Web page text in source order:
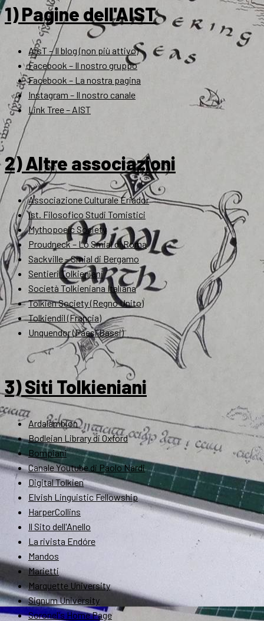
1) Pagine dell'AIST
ArsT – Il blog (non più attivo)
Facebook – Il nostro gruppo
Facebook – La nostra pagina
Instagram – Il nostro canale
Link Tree – AIST
2) Altre associazioni
Associazione Culturale Eriador
Ist. Filosofico Studi Tomistici
Mythopoeic Society
Proudneck – Lo Smial di Roma
Sackville – Smial di Bergamo
Sentieri Tolkieniani
Società Tolkieniana Italiana
Tolkien Society (Regno Unito)
Tolkiendil (Francia)
Unquendor (Paesi Bassi)
3) Siti Tolkieniani
Ardalambion
Bodleian Library di Oxford
Bompiani
Canale Youtube di Paolo Nardi
Digital Tolkien
Elvish Linguistic Fellowship
HarperCollins
Il Sito dell'Anello
La rivista Endóre
Mandos
Marietti
Marquette University
Signum University
Soronel's Home Page